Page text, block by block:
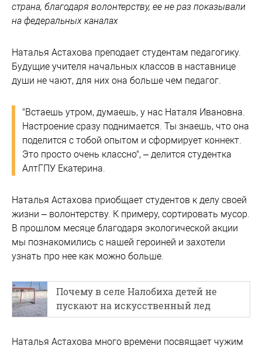
страна, благодаря волонтерству, ее не раз показывали
на федеральных каналах
Наталья Астахова преподает студентам педагогику.
Будущие учителя начальных классов в наставнице
души не чают, для них она больше чем педагог.
"Встаешь утром, думаешь, у нас Наталя Ивановна.
Настроение сразу поднимается. Ты знаешь, что она
поделится с тобой опытом и сформирует коннект.
Это просто очень классно", – делится студентка
АлтГПУ Екатерина.
Наталья Астахова приобщает студентов к делу своей
жизни – волонтерству. К примеру, сортировать мусор.
В прошлом месяце благодаря экологической акции
мы познакомились с нашей героиней и захотели
узнать про нее как можно больше.
Почему в селе Налобиха детей не
пускают на искусственный лед
Наталья Астахова много времени посвящает чужим